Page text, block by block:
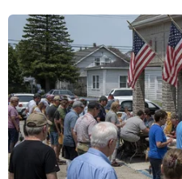
14/07/2014 02:05
Buổi lễ cầu nguyện thể
cộng đồng người Việt tại
biển đảo đang ngày đêm